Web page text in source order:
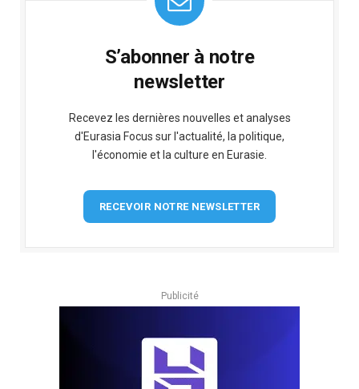
S’abonner à notre
newsletter
Recevez les dernières nouvelles et analyses
d'Eurasia Focus sur l'actualité, la politique,
l'économie et la culture en Eurasie.
RECEVOIR NOTRE NEWSLETTER
Publicité